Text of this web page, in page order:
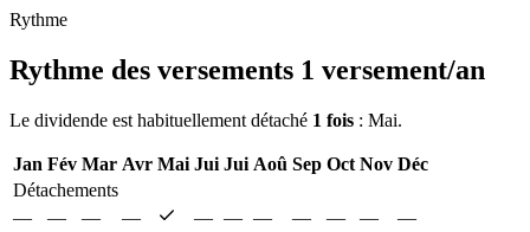
Rythme
Rythme des versements 1 versement/an
Le dividende est habituellement détaché 1 fois : Mai.
Jan Fév Mar Avr Mai Jui Jui Aoû Sep Oct Nov Déc
Détachements
—
— — — — — — — — —
—